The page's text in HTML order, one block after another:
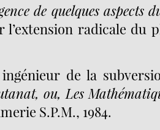
de quelques aspects
radicale du
ingénieur de la
ou, Les
S.P.M., 1984.